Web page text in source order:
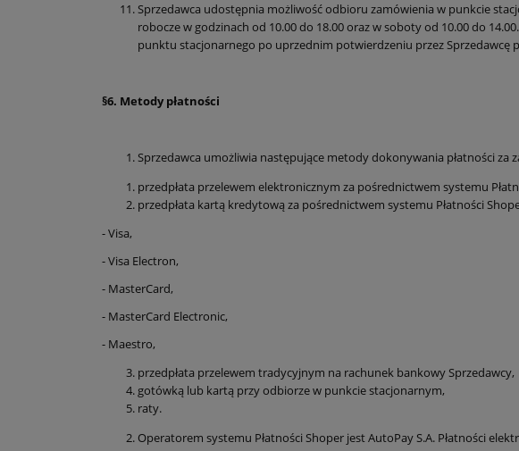
Sprzedawca udostępnia możliwość odbioru zamówienia w punkcie
robocze w godzinach od 10.00 do 18.00 oraz w soboty od 10.00 do
punktu stacjonarnego po uprzednim potwierdzeniu przez
§6. Metody płatności
Sprzedawca umożliwia następujące metody dokonywania płatności za
przedpłata przelewem elektronicznym za pośrednictwem systemu
przedpłata kartą kredytową za pośrednictwem systemu Płatności
- Visa,
- Visa Electron,
- MasterCard,
- MasterCard Electronic,
- Maestro,
przedpłata przelewem tradycyjnym na rachunek bankowy Sprzedawcy,
gotówką lub kartą przy odbiorze w punkcie stacjonarnym,
raty.
Operatorem systemu Płatności Shoper jest AutoPay S.A. Płatności